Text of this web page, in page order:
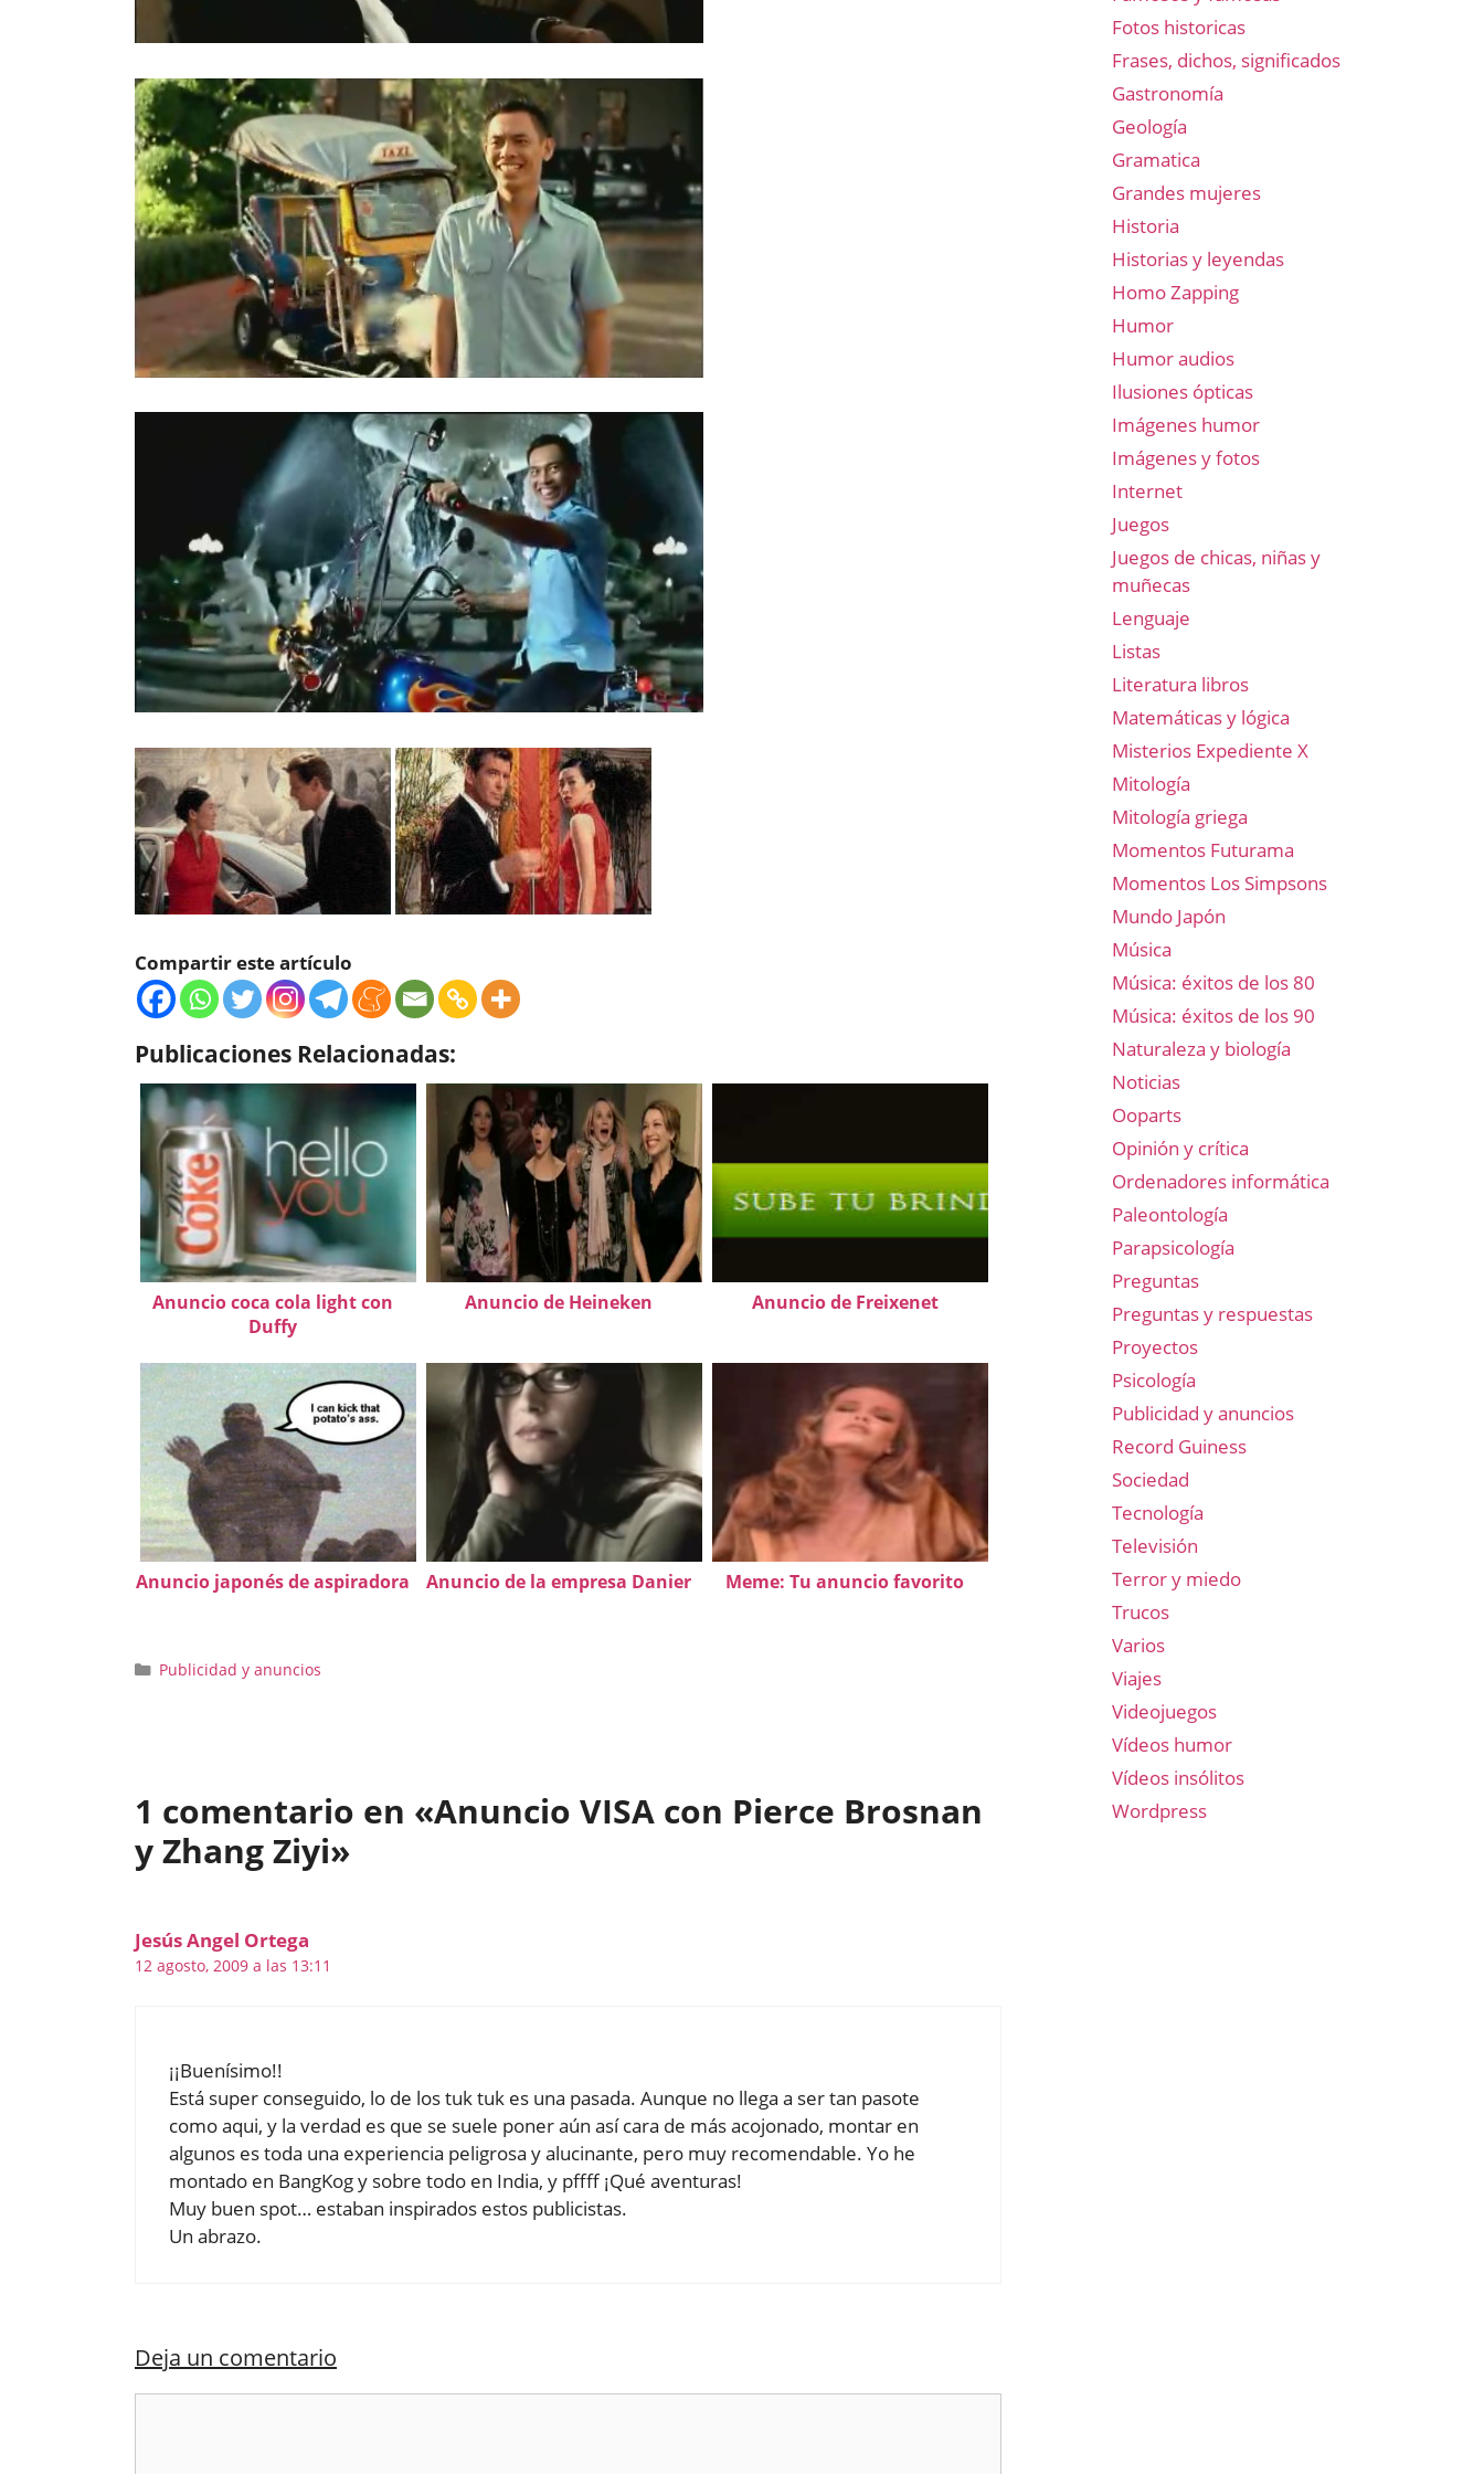
Compartir este artículo
Publicaciones Relacionadas:
Anuncio coca cola light con
Duffy
Anuncio de Heineken Anuncio de Freixenet
Anuncio japonés de aspiradora Anuncio de la empresa Danier Meme: Tu anuncio favorito
Categorías
Publicidad y anuncios
1 comentario en «Anuncio VISA con Pierce Brosnan
y Zhang Ziyi»
Jesús Angel Ortega
12 agosto, 2009 a las 13:11
¡¡Buenísimo!!
Está super conseguido, lo de los tuk tuk es una pasada. Aunque no llega a ser tan pasote
como aqui, y la verdad es que se suele poner aún así cara de más acojonado, montar en
algunos es toda una experiencia peligrosa y alucinante, pero muy recomendable. Yo he
montado en BangKog y sobre todo en India, y pffff ¡Qué aventuras!
Muy buen spot… estaban inspirados estos publicistas.
Un abrazo.
Deja un comentario
Fotos historicas
Frases, dichos, significados
Gastronomía
Geología
Gramatica
Grandes mujeres
Historia
Historias y leyendas
Homo Zapping
Humor
Humor audios
Ilusiones ópticas
Imágenes humor
Imágenes y fotos
Internet
Juegos
Juegos de chicas, niñas y
muñecas
Lenguaje
Listas
Literatura libros
Matemáticas y lógica
Misterios Expediente X
Mitología
Mitología griega
Momentos Futurama
Momentos Los Simpsons
Mundo Japón
Música
Música: éxitos de los 80
Música: éxitos de los 90
Naturaleza y biología
Noticias
Ooparts
Opinión y crítica
Ordenadores informática
Paleontología
Parapsicología
Preguntas
Preguntas y respuestas
Proyectos
Psicología
Publicidad y anuncios
Record Guiness
Sociedad
Tecnología
Televisión
Terror y miedo
Trucos
Varios
Viajes
Videojuegos
Vídeos humor
Vídeos insólitos
Wordpress